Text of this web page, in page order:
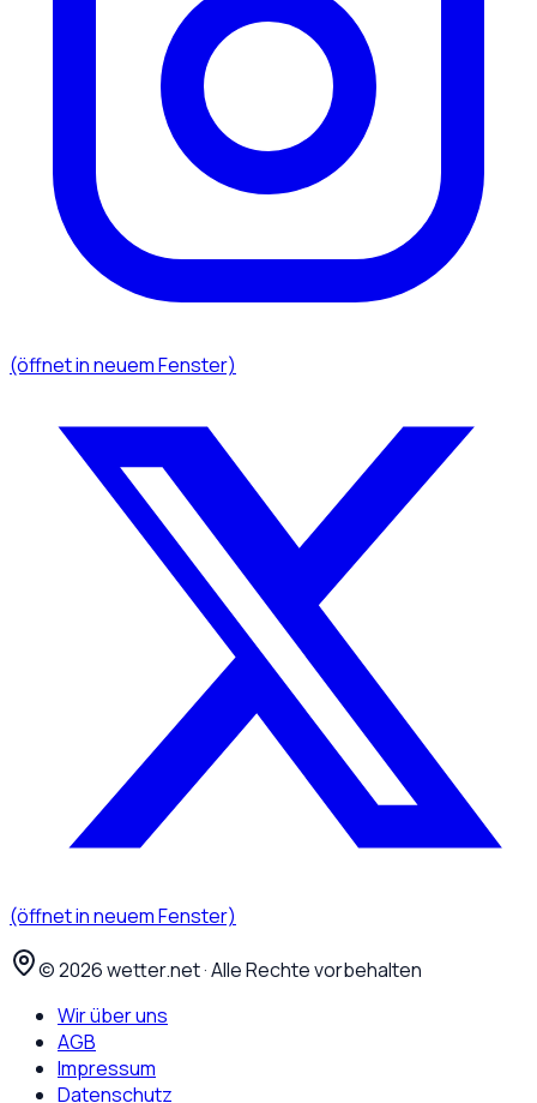
(öffnet in neuem Fenster)
(öffnet in neuem Fenster)
©2026wetter.net · Alle Rechte vorbehalten
Wir über uns
AGB
Impressum
Datenschutz